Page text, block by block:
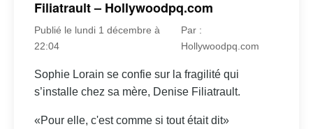
Filiatrault – Hollywoodpq.com
Publié le lundi 1 décembre à
22:04
Par :
Hollywoodpq.com
Sophie Lorain se confie sur la fragilité qui
s’installe chez sa mère, Denise Filiatrault.
«Pour elle, c'est comme si tout était dit»